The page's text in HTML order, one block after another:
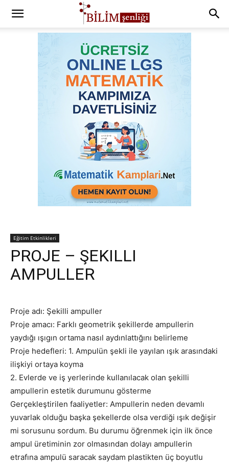
Eğitim Etkinlikleri
PROJE – ŞEKILLI
AMPULLER
Proje adı: Şekilli ampuller
Proje amacı: Farklı geometrik şekillerde ampullerin
yaydığı ışıgın ortama nasıl aydınlattığını belirleme
Proje hedefleri: 1. Ampulün şekli ile yayılan ışık arasındaki
ilişkiyi ortaya koyma
2. Evlerde ve iş yerlerinde kullanılacak olan şekilli
ampullerin estetik durumunu gösterme
Gerçekleştirilen faaliyetler: Ampullerin neden devamlı
yuvarlak olduğu başka şekellerde olsa verdiği ışık değişir
mi sorusunu sordum. Bu durumu öğrenmek için ilk önce
ampul üretiminin zor olmasından dolayı ampullerin
etrafına ampulü saracak saydam plastikten üç boyutlu